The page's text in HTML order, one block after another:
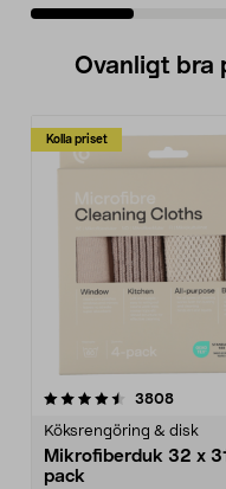
Ovanligt bra
Kolla priset
3808
Köksrengöring & disk
Mikrofiberduk 32 x
pack
4.0av 5 stjärnor